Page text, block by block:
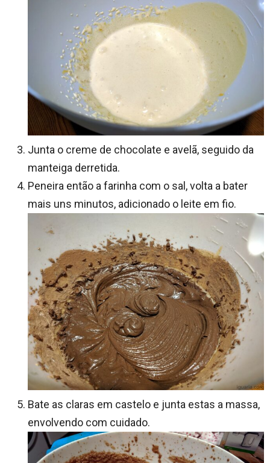
Junta o creme de chocolate e avelã, seguido da
manteiga derretida.
Peneira então a farinha com o sal, volta a bater
mais uns minutos, adicionado o leite em fio.
Bate as claras em castelo e junta estas a massa,
envolvendo com cuidado.